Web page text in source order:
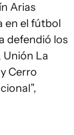
Arias
en el fútbol
defendió los
Unión La
Cerro